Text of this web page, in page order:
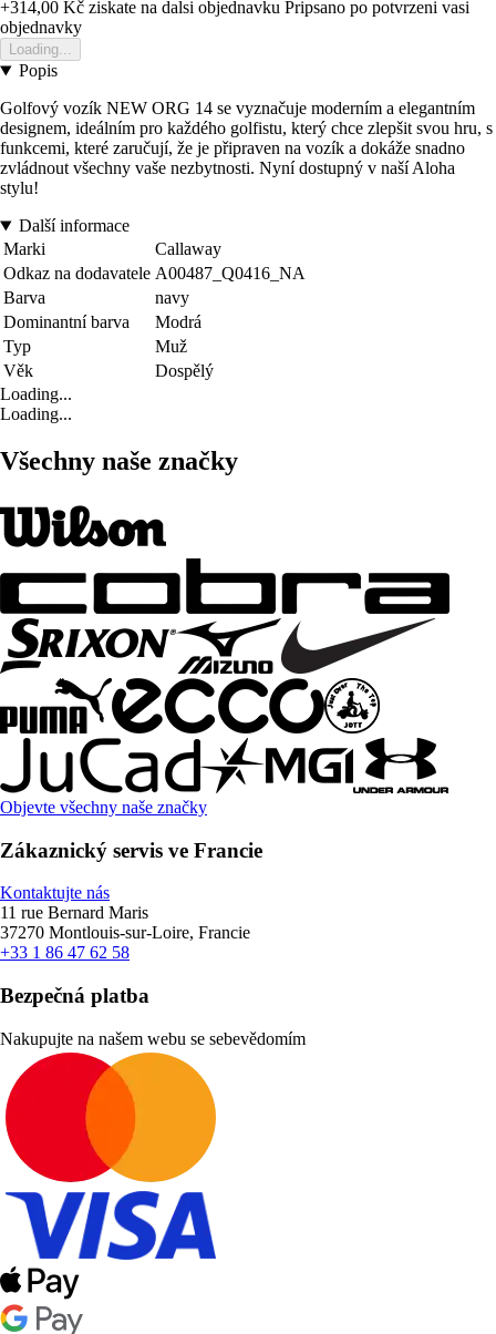
+314,00 Kč ziskate na dalsi objednavku Pripsano po potvrzeni vasi
objednavky
Loading...
Popis
Golfový vozík NEW ORG 14 se vyznačuje moderním a elegantním
designem, ideálním pro každého golfistu, který chce zlepšit svou hru, s
funkcemi, které zaručují, že je připraven na vozík a dokáže snadno
zvládnout všechny vaše nezbytnosti. Nyní dostupný v naší Aloha
stylu!
Další informace
Marki
Callaway
Odkaz na dodavatele A00487_Q0416_NA
Barva
navy
Dominantní barva
Modrá
Typ
Muž
Věk
Dospělý
Loading...
Loading...
Všechny naše značky
Objevte všechny naše značky
Zákaznický servis ve Francie
Kontaktujte nás
11 rue Bernard Maris
37270 Montlouis-sur-Loire, Francie
+33 1 86 47 62 58
Bezpečná platba
Nakupujte na našem webu se sebevědomím